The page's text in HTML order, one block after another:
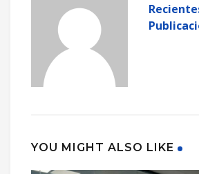
YOU MIGHT ALSO LIKE